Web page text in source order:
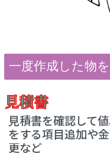
一度作成した物
見積書
見積書を確認して
をする項目追加や
更など